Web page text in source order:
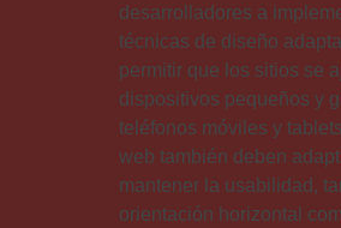
desarrolladores a
técnicas de diseño
permitir que los sitios se
dispositivos pequeños y
teléfonos móviles y
web también deben
mantener la usabilidad,
orientación horizontal